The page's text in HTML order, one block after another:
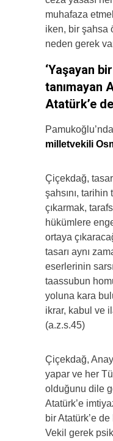
muhafaza
iken, bir şahsa
neden gerek
‘Yaşayan
tanımayan
Atatürk’e
milletvekili
Çiçekdağ,
şahsını, tarihin
çıkarmak,
hükümlere
ortaya
tasarı aynı
eserlerinin
taassubun
yoluna kara
ikrar, kabul ve
(a.z.s.45)
Çiçekdağ,
yapar ve her
olduğunu dile
Atatürk’e
bir Atatürk’e
Vekil gerek